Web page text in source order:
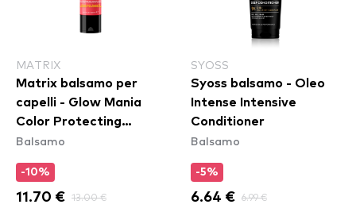
MATRIX
Matrix balsamo per
capelli - Glow Mania
Color Protecting
Conditioner
Balsamo
-10%
11.70 € 13.00 €
SYOSS
Syoss balsamo - Oleo
Intense Intensive
Conditioner
Balsamo
-5%
6.64 € 6.99 €